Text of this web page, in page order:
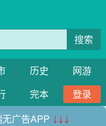
搜索
历史
网游
完本
登录
广告APP ↓↓↓